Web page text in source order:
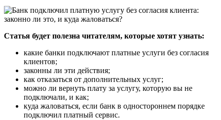
Статья будет полезна читателям, которые хотят узнать:
какие банки подключают платные услуги без согласия
клиентов;
законны ли эти действия;
как отказаться от дополнительных услуг;
можно ли вернуть плату за услугу, которую вы не
подключали, и как;
куда жаловаться, если банк в одностороннем порядке
подключил платный сервис.